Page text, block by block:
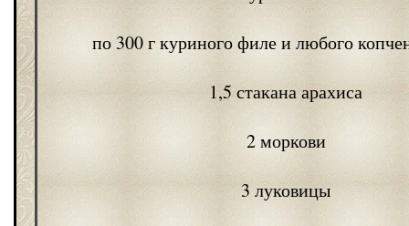
по 300 г куриного филе и любого
1,5 стакана арахиса
2 моркови
3 луковицы